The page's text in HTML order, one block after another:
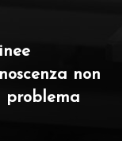
non
problema